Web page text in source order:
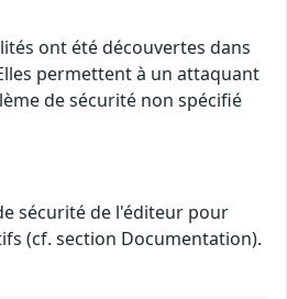
ont été découvertes dans
permettent à un attaquant
de sécurité non spécifié
sécurité de l'éditeur pour
(cf. section Documentation).